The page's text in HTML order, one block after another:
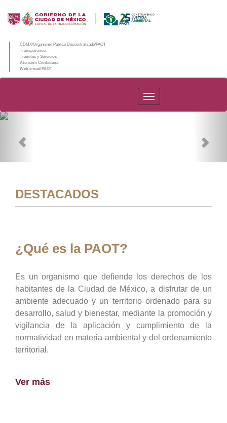
CDMX/Organismo Público Descentralizado/PAOT
Transparencia
Trámites y Servicios
Atención Ciudadana
Web e-mail PAOT
PAOT
DESTACADOS
¿Qué es la PAOT?
Es un organismo que defiende los derechos de los
habitantes de la Ciudad de México, a disfrutar de un
ambiente adecuado y un territorio ordenado para su
desarrollo, salud y bienestar, mediante la promoción y
vigilancia de la aplicación y cumplimiento de la
normatividad en materia ambiental y del ordenamiento
territorial.
Ver más